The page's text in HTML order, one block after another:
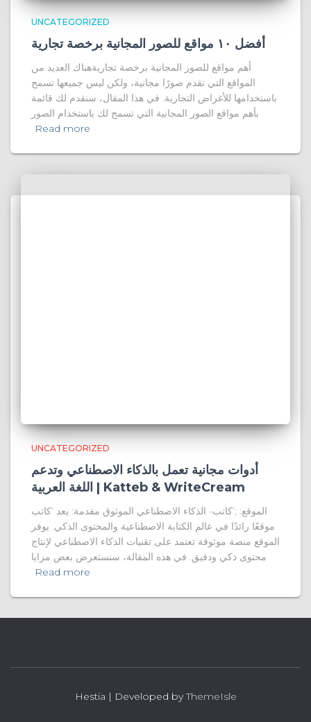
UNCATEGORIZED
أفضل ١٠ مواقع للصور المجانية برخصة تجارية
أهم مواقع للصور المجانية برخصة تجاريةهناك العديد من
المواقع التي تقدم صورًا مجانية، ولكن ليس جميعها تسمح
باستخدامها للأغراض التجارية. في هذا المقال، سنقدم لك قائمة
بأهم مواقع الصور المجانية التي تسمح لك باستخدام الصور
Read more
UNCATEGORIZED
أدوات مجانية تعمل بالذكاء الاصطناعي وتدعم
اللغة العربية | Katteb & WriteCream
الموقع: ;’كاتب- الذكاء الاصطناعي الموثوق مقدمة: يعد ‘كاتب
موقعًا رائدًا في عالم الكتابة الاصطناعية والمحتوى الذكي. يوفر
الموقع منصة موثوقة تعتمد على تقنيات الذكاء الاصطناعي لإنتاج
محتوى ذكي ودقيق. في هذه المقالة، سنستعرض بعض مزايا
Read more
Hestia | Developed byThemeIsle